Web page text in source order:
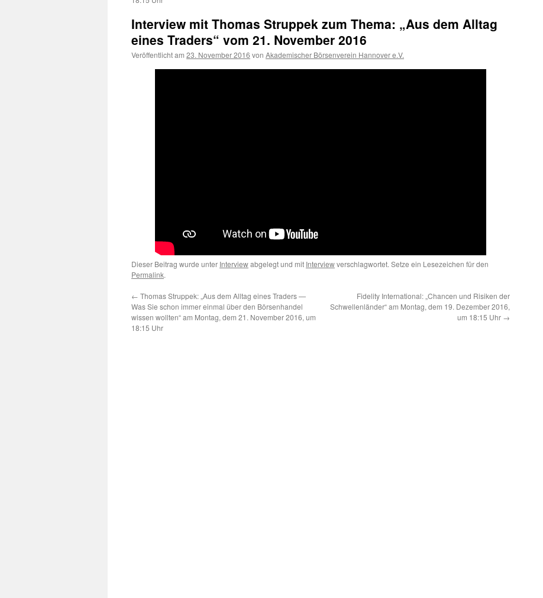
Interview mit Thomas Struppek zum Thema: „Aus dem Alltag
eines Traders“ vom 21. November 2016
Veröffentlicht am 23. November 2016 von Akademischer Börsenverein Hannover e.V.
Dieser Beitrag wurde unter Interviewabgelegt und mit Interviewverschlagwortet. Setze ein Lesezeichen für den
Permalink.
← Thomas Struppek: „Aus dem Alltag eines Traders —
Was Sie schon immer einmal über den Börsenhandel
wissen wollten“ am Montag, dem 21. November 2016, um
18:15 Uhr
Fidelity International: „Chancen und Risiken der
Schwellenländer“ am Montag, dem 19. Dezember 2016,
um 18:15 Uhr →